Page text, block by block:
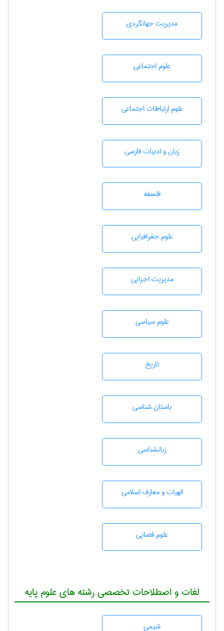
مديريت جهانگردی
علوم اجتماعی
علوم ارتباطات اجتماعی
زبان و ادبيات فارسی
فلسفه
علوم جغرافيايی
مديريت اجرايی
علوم سياسی
تاريخ
باستان شناسی
زبانشناسی
الهیات و معارف اسلامی
علوم قضایی
لغات و اصطلاحات تخصصی رشته های علوم پایه
شيمی